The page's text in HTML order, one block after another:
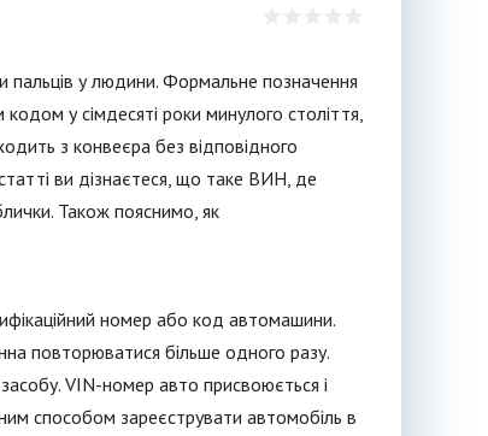
у людини. Формальне позначення
у сімдесяті роки минулого століття,
з конвеєра без відповідного
ви дізнаєтеся, що таке ВИН, де
Також пояснимо, як
номер або код автомашини.
повторюватися більше одного разу.
VIN-номер авто присвоюється і
способом зареєструвати автомобіль в